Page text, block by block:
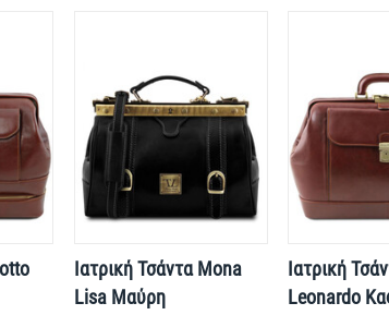
Ιατρική Τσάντα Mona
Lisa Μαύρη
Ιατρική
Leonardo